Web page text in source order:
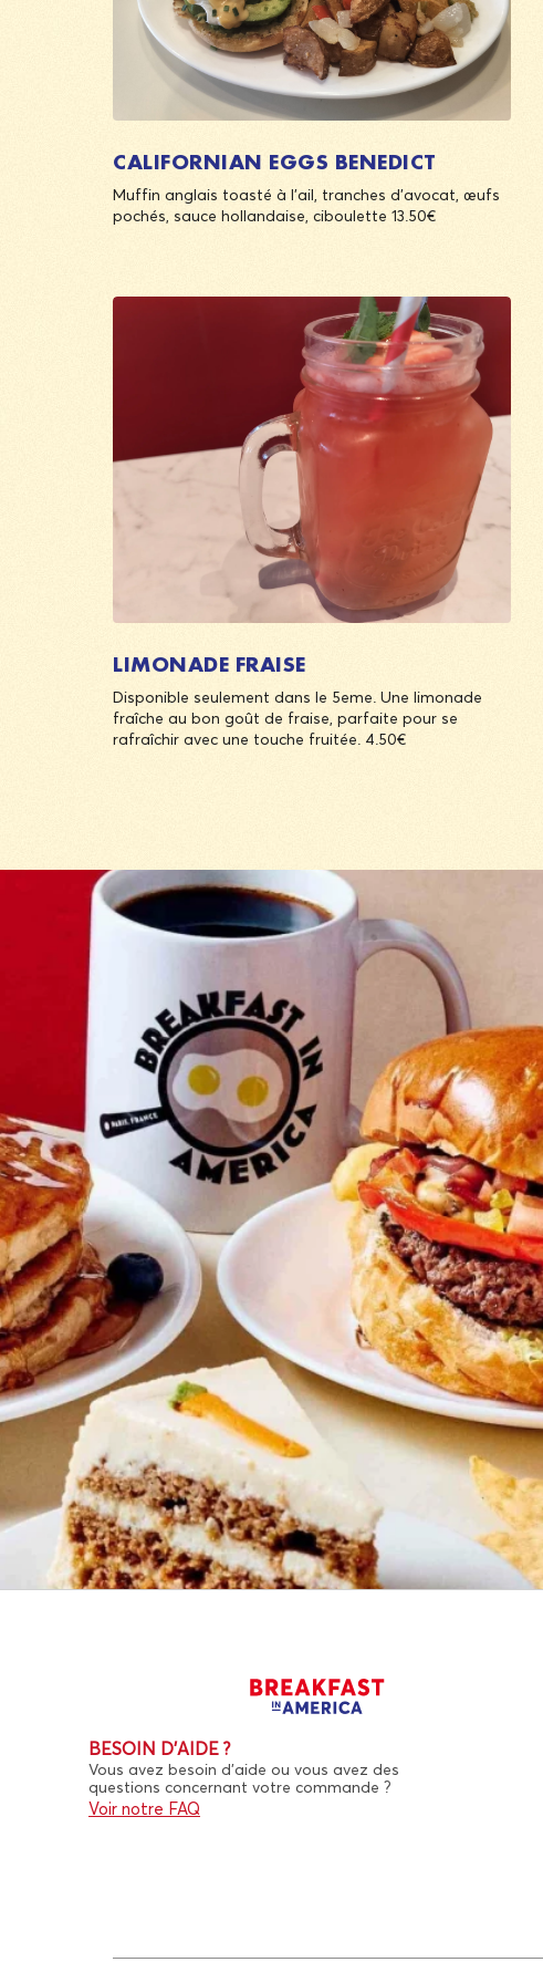
CALIFORNIAN EGGS BENEDICT
Muffin anglais toasté à l’ail, tranches d’avocat, œufs
pochés, sauce hollandaise, ciboulette 13.50€
LIMONADE FRAISE
Disponible seulement dans le 5eme. Une limonade
fraîche au bon goût de fraise, parfaite pour se
rafraîchir avec une touche fruitée. 4.50€
BESOIN D'AIDE ?
Vous avez besoin d’aide ou vous avez des
questions concernant votre commande ?
Voir notre FAQ